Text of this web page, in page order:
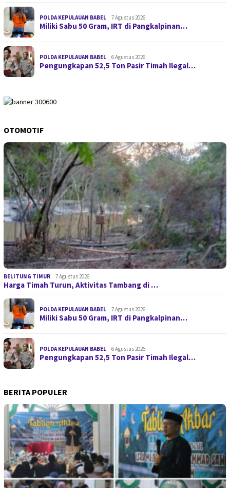
POLDA KEPULAUAN BABEL 7 Agustus 2026
Miliki Sabu 50 Gram, IRT di Pangkalpinan…
POLDA KEPULAUAN BABEL 6 Agustus 2026
Pengungkapan 52,5 Ton Pasir Timah Ilegal…
OTOMOTIF
BELITUNG TIMUR 7 Agustus 2026
Harga Timah Turun, Aktivitas Tambang di …
POLDA KEPULAUAN BABEL 7 Agustus 2026
Miliki Sabu 50 Gram, IRT di Pangkalpinan…
POLDA KEPULAUAN BABEL 6 Agustus 2026
Pengungkapan 52,5 Ton Pasir Timah Ilegal…
BERITA POPULER